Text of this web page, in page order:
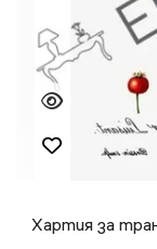
Хартия за